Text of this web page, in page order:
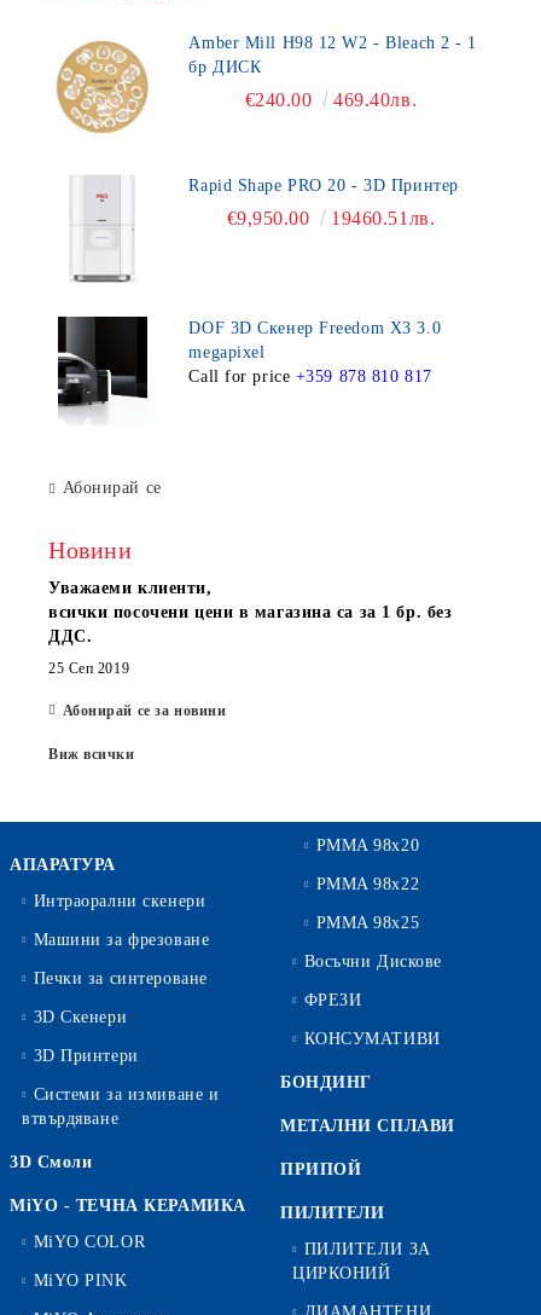
Amber Mill H98 12 W2 - Bleach 2 - 1
бр ДИСК
€240.00 469.40лв.
Rapid Shape PRO 20 - 3D Принтер
€9,950.00 19460.51лв.
DOF 3D Скенер Freedom X3 3.0
megapixel
Call for price +359 878 810 817
Абонирай се
Новини
Уважаеми клиенти,
всички посочени цени в магазина са за 1 бр. без
ДДС.
25 Сеп 2019
Абонирай се за новини
Виж всички
АПАРАТУРА
Интраорални скенери
Машини за фрезоване
Печки за синтероване
3D Скенери
3D Принтери
Системи за измиване и
втвърдяване
3D Смоли
MiYO - ТЕЧНА КЕРАМИКА
MiYO COLOR
MiYO PINK
PMMA 98x20
PMMA 98x22
PMMA 98x25
Восъчни Дискове
ФРЕЗИ
КОНСУМАТИВИ
БОНДИНГ
МЕТАЛНИ СПЛАВИ
ПРИПОЙ
ПИЛИТЕЛИ
ПИЛИТЕЛИ ЗА
ЦИРКОНИЙ